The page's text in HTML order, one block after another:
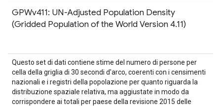
GPWv411: UN-Adjusted Population Density
(Gridded Population of the World Version 4.11)
Questo set di dati contiene stime del numero di persone per
cella della griglia di 30 secondi d'arco, coerenti con i censimenti
nazionali e i registri della popolazione per quanto riguarda la
distribuzione spaziale relativa, ma aggiustate in modo da
corrispondere ai totali per paese della revisione 2015 delle